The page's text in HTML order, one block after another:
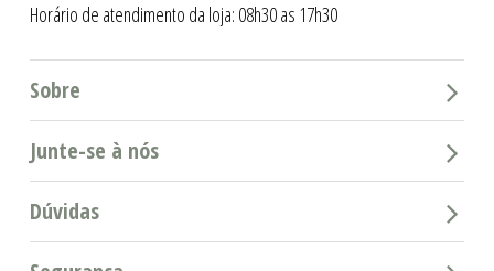
Horário de atendimento da loja: 08h30 as 17h30
Sobre
Junte-se à nós
Dúvidas